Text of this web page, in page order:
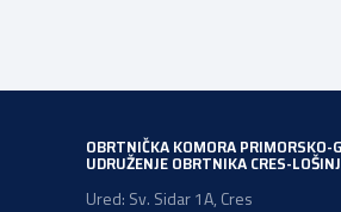
OBRTNIČKA KOMORA PRIMORSKO-
UDRUŽENJE OBRTNIKA CRES-LOŠINJ
Ured: Sv. Sidar 1A, Cres